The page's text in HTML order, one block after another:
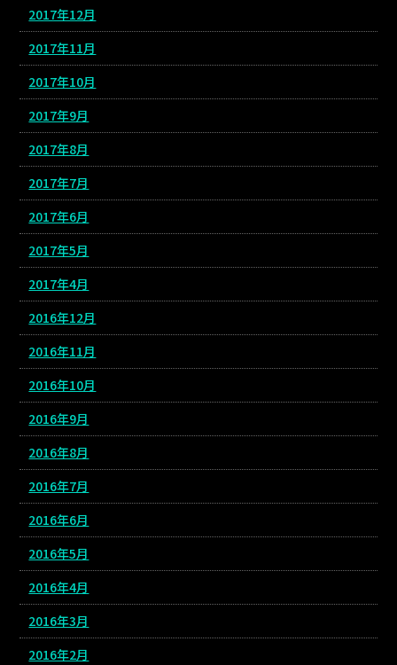
2017年12月
2017年11月
2017年10月
2017年9月
2017年8月
2017年7月
2017年6月
2017年5月
2017年4月
2016年12月
2016年11月
2016年10月
2016年9月
2016年8月
2016年7月
2016年6月
2016年5月
2016年4月
2016年3月
2016年2月